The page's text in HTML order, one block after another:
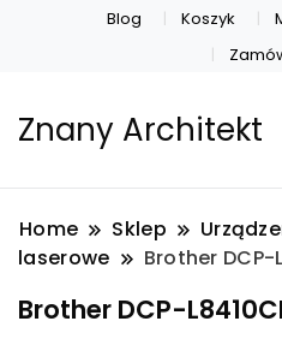
Blog Koszyk
Znany Architekt
Home Sklep
laserowe
Brother DCP-
Brother DCP-